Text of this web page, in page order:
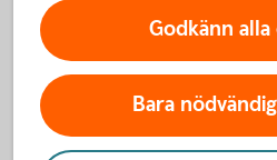
Godkänn
Bara